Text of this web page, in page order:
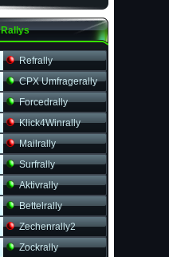
Rallys
Refrally
CPX Umfragerally
Forcedrally
Klick4Winrally
Mailrally
Surfrally
Aktivrally
Bettelrally
Zechenrally2
Zockrally